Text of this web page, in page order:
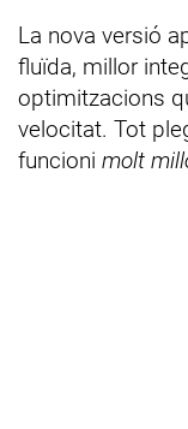
La nova versió
fluïda, millor
optimitzacions
velocitat. Tot
funcioni molt